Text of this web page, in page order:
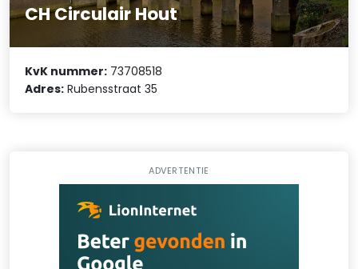
CH Circulair Hout
KvK nummer: 73708518
Adres: Rubensstraat 35
ADVERTENTIE